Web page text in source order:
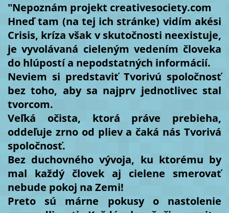
"Nepoznám projekt creativesociety.com
Hneď tam (na tej ich stránke) vidím akési
Crisis, kríza však v skutočnosti neexistuje,
je vyvolávaná cieleným vedením človeka
do hlúpostí a nepodstatných informácií.
Neviem si predstaviť Tvorivú spoločnosť
bez toho, aby sa najprv jednotlivec stal
tvorcom.
Veľká očista, ktorá práve prebieha,
oddeľuje zrno od pliev a čaká nás Tvorivá
spoločnosť.
Bez duchovného vývoja, ku ktorému by
mal každý človek aj cielene smerovať
nebude pokoj na Zemi!
Preto sú márne pokusy o nastolenie